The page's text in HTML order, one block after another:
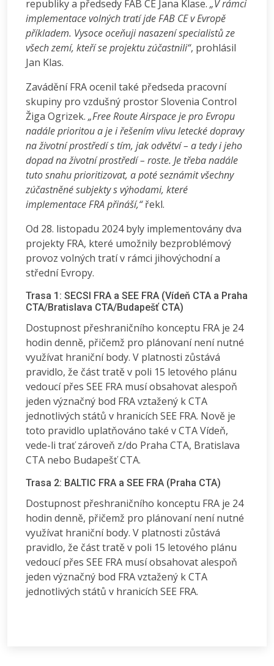
republiky a předsedy FAB CE Jana Klase. „V rámci
implementace volných tratí jde FAB CE v Evropě
příkladem. Vysoce oceňuji nasazení specialistů ze
všech zemí, kteří se projektu zúčastnili“, prohlásil
Jan Klas.
Zavádění FRA ocenil také předseda pracovní
skupiny pro vzdušný prostor Slovenia Control
Žiga Ogrizek. „Free Route Airspace je pro Evropu
nadále prioritou a je i řešením vlivu letecké dopravy
na životní prostředí s tím, jak odvětví – a tedy i jeho
dopad na životní prostředí – roste. Je třeba nadále
tuto snahu prioritizovat, a poté seznámit všechny
zúčastněné subjekty s výhodami, které
implementace FRA přináší,“řekl.
Od 28. listopadu 2024 byly implementovány dva
projekty FRA, které umožnily bezproblémový
provoz volných tratí v rámci jihovýchodní a
střední Evropy.
Trasa 1: SECSI FRA a SEE FRA (Vídeň CTA a Praha
CTA/Bratislava CTA/Budapešť CTA)
Dostupnost přeshraničního konceptu FRA je 24
hodin denně, přičemž pro plánovaní není nutné
využívat hraniční body. V platnosti zůstává
pravidlo, že část tratě v poli 15 letového plánu
vedoucí přes SEE FRA musí obsahovat alespoň
jeden význačný bod FRA vztažený k CTA
jednotlivých států v hranicích SEE FRA. Nově je
toto pravidlo uplatňováno také v CTA Vídeň,
vede-li trať zároveň z/do Praha CTA, Bratislava
CTA nebo Budapešť CTA.
Trasa 2: BALTIC FRA a SEE FRA (Praha CTA)
Dostupnost přeshraničního konceptu FRA je 24
hodin denně, přičemž pro plánovaní není nutné
využívat hraniční body. V platnosti zůstává
pravidlo, že část tratě v poli 15 letového plánu
vedoucí přes SEE FRA musí obsahovat alespoň
jeden význačný bod FRA vztažený k CTA
jednotlivých států v hranicích SEE FRA.